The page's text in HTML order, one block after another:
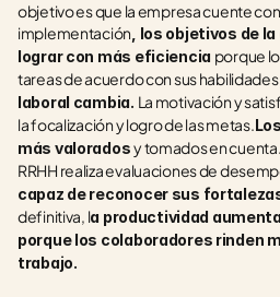
objetivo es que la empresa cuente
implementación , los objetivos de
lograr con más eficiencia porque
tareas de acuerdo con sus
laboral cambia. La motivación y
la focalización y logro de las metas.
más valorados y tomados en
RRHH realiza evaluaciones de
capaz de reconocer sus
definitiva, la productividad
porque los colaboradores rinden
trabajo.